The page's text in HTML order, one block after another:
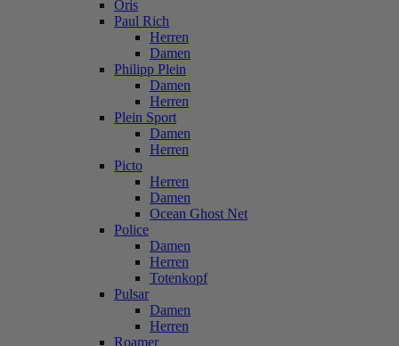
Oris
Paul Rich
Herren
Damen
Philipp Plein
Damen
Herren
Plein Sport
Damen
Herren
Picto
Herren
Damen
Ocean Ghost Net
Police
Damen
Herren
Totenkopf
Pulsar
Damen
Herren
Roamer